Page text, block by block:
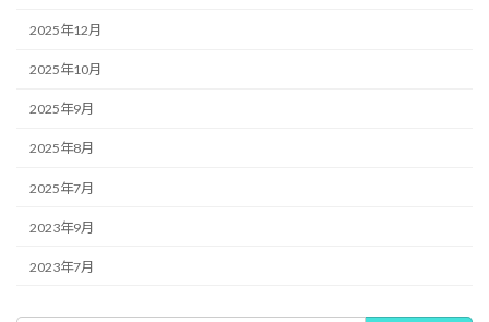
2025年12月
2025年10月
2025年9月
2025年8月
2025年7月
2023年9月
2023年7月